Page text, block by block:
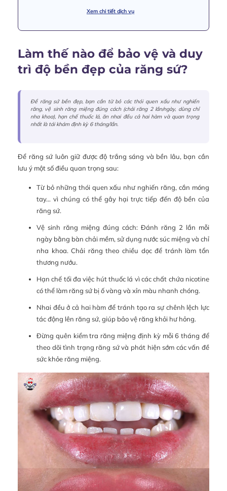
Xem chi tiết dịch vụ
Làm thế nào để bảo vệ và duy
trì độ bền đẹp của răng sứ?
Để răng sứ bền đẹp, bạn cần từ bỏ các thói quen xấu như nghiến
răng, vệ sinh răng miệng đúng cách (chải răng 2 lần/ngày, dùng chỉ
nha khoa), hạn chế thuốc lá, ăn nhai đều cả hai hàm và quan trọng
nhất là tái khám định kỳ 6 tháng/lần.
Để răng sứ luôn giữ được độ trắng sáng và bền lâu, bạn cần
lưu ý một số điều quan trọng sau:
Từ bỏ những thói quen xấu như nghiến răng, cắn móng
tay… vì chúng có thể gây hại trực tiếp đến độ bền của
răng sứ.
Vệ sinh răng miệng đúng cách: Đánh răng 2 lần mỗi
ngày bằng bàn chải mềm, sử dụng nước súc miệng và chỉ
nha khoa. Chải răng theo chiều dọc để tránh làm tổn
thương nướu.
Hạn chế tối đa việc hút thuốc lá vì các chất chứa nicotine
có thể làm răng sứ bị ố vàng và xỉn màu nhanh chóng.
Nhai đều ở cả hai hàm để tránh tạo ra sự chênh lệch lực
tác động lên răng sứ, giúp bảo vệ răng khỏi hư hỏng.
Đừng quên kiểm tra răng miệng định kỳ mỗi 6 tháng để
theo dõi tình trạng răng sứ và phát hiện sớm các vấn đề
sức khỏe răng miệng.